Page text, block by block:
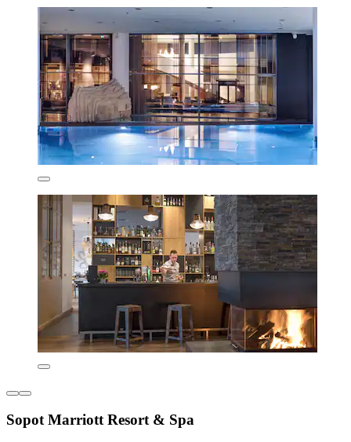
Sopot Marriott Resort & Spa